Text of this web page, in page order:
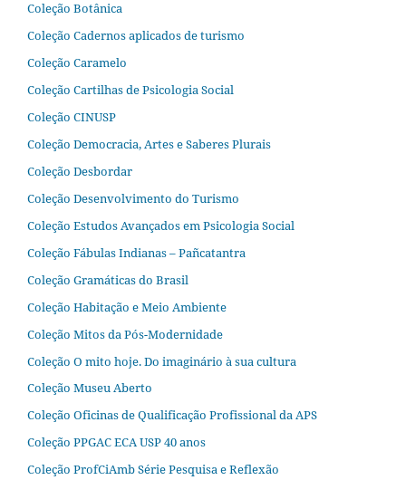
Coleção Botânica
Coleção Cadernos aplicados de turismo
Coleção Caramelo
Coleção Cartilhas de Psicologia Social
Coleção CINUSP
Coleção Democracia, Artes e Saberes Plurais
Coleção Desbordar
Coleção Desenvolvimento do Turismo
Coleção Estudos Avançados em Psicologia Social
Coleção Fábulas Indianas – Pañcatantra
Coleção Gramáticas do Brasil
Coleção Habitação e Meio Ambiente
Coleção Mitos da Pós-Modernidade
Coleção O mito hoje. Do imaginário à sua cultura
Coleção Museu Aberto
Coleção Oficinas de Qualificação Profissional da APS
Coleção PPGAC ECA USP 40 anos
Coleção ProfCiAmb Série Pesquisa e Reflexão